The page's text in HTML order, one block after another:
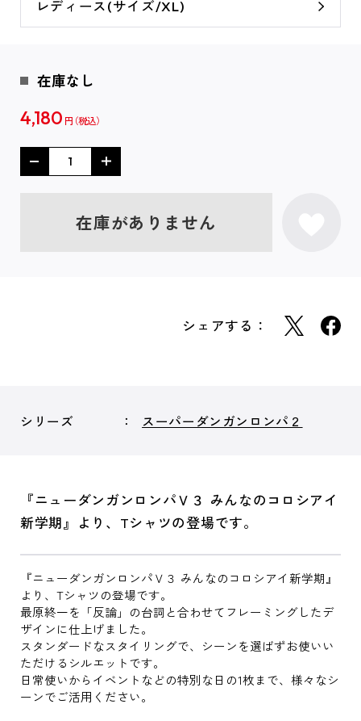
レディース(サイズ/XL)
在庫なし
4,180 円
在庫がありません
シェアする：
シリーズ スーパーダンガンロンパ２
『ニューダンガンロンパＶ３ みんなのコロシアイ
新学期』より、Tシャツの登場です。
『ニューダンガンロンパＶ３ みんなのコロシアイ新学期』
より、Tシャツの登場です。
最原終一を「反論」の台詞と合わせてフレーミングしたデ
ザインに仕上げました。
スタンダードなスタイリングで、シーンを選ばずお使いい
ただけるシルエットです。
日常使いからイベントなどの特別な日の1枚まで、様々なシ
ーンでご活用ください。